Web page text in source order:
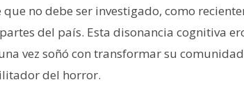
no debe ser investigado, como
del país. Esta disonancia cognitiva
vez soñó con transformar su comunidad
del horror.